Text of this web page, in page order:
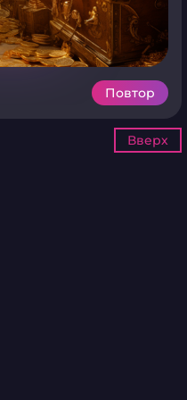
Повтор
Вверх